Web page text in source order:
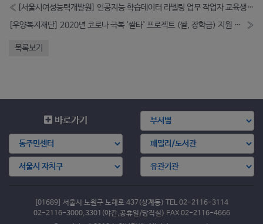
«
[서울시여성능력개발원] 인공지능 학습데이터 라벨링 업무 작업자 교육생 모집 (-11.30)
[우양복지재단] 2020년 코로나 극복 '쌀타' 프로젝트 (쌀, 장학금) 지원 사업 안내
»
목록보기
바로가기
[01689] 서울시 노원구 노해로 437(상계동) TEL 02-2116-3114
02-2116-3000,3301(야간,공휴일/당직실) FAX 02-2116-4666